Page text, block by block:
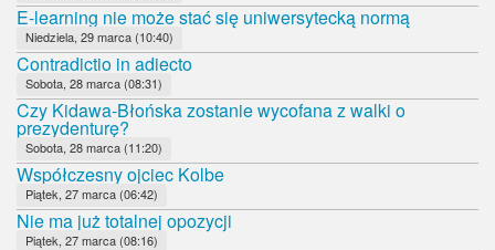
E-learning nie może stać się uniwersytecką normą
Niedziela, 29 marca (10:40)
Contradictio in adiecto
Sobota, 28 marca (08:31)
Czy Kidawa-Błońska zostanie wycofana z walki o
prezydenturę?
Sobota, 28 marca (11:20)
Współczesny ojciec Kolbe
Piątek, 27 marca (06:42)
Nie ma już totalnej opozycji
Piątek, 27 marca (08:16)